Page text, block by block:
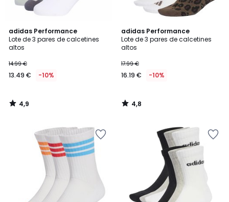
adidas Performance
Lote de 3 pares de calcetines
altos
14.99 €
13.49 € -10%
4,9
/ 5
4,9
/
adidas Performance
Lote de 3 pares de calcetines
altos
17.99 €
16.19 € -10%
4,8
/ 5
4,8
/